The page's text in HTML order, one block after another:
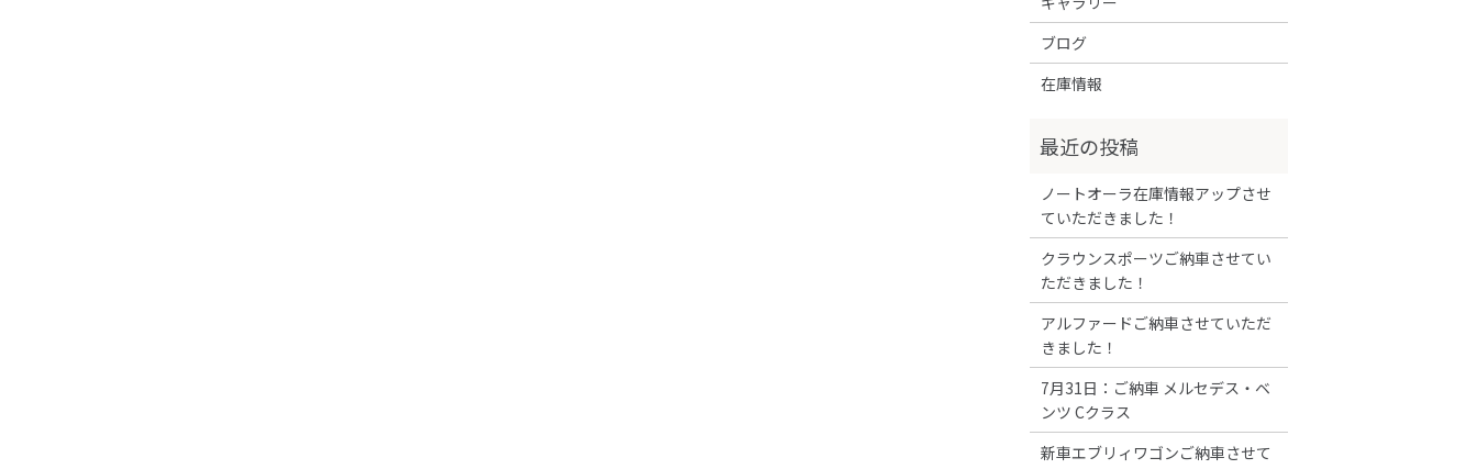
ブログ
在庫情報
ノートオーラ在庫情報アップさせ
ていただきました！
クラウンスポーツご納車させてい
ただきました！
アルファードご納車させていただ
きました！
7月31日：ご納車 メルセデス・ベ
ンツ Cクラス
新車エブリィワゴンご納車させて